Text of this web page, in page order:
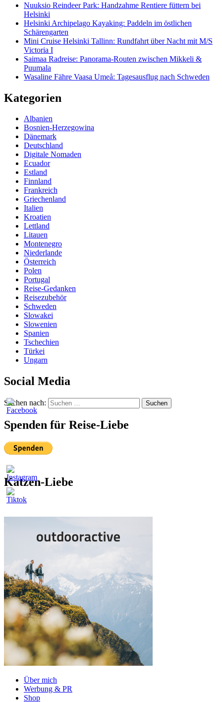
Nuuksio Reindeer Park: Handzahme Rentiere füttern bei
Helsinki
Helsinki Archipelago Kayaking: Paddeln im östlichen
Schärengarten
Mini Cruise Helsinki Tallinn: Rundfahrt über Nacht mit M/S
Victoria I
Saimaa Radreise: Panorama-Routen zwischen Mikkeli &
Puumala
Wasaline Fähre Vaasa Umeå: Tagesausflug nach Schweden
Kategorien
Albanien
Bosnien-Herzegowina
Dänemark
Deutschland
Digitale Nomaden
Ecuador
Estland
Finnland
Frankreich
Griechenland
Italien
Kroatien
Lettland
Litauen
Montenegro
Niederlande
Österreich
Polen
Portugal
Reise-Gedanken
Reisezubehör
Schweden
Slowakei
Slowenien
Spanien
Tschechien
Türkei
Ungarn
Social Media
Suchen nach: Suchen
Spenden für Reise-Liebe
Katzen-Liebe
Über mich
Werbung & PR
Shop